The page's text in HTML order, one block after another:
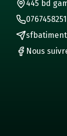
445 bd
0767458251
Nous